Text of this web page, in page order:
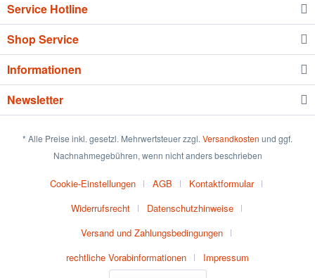
Service Hotline
Shop Service
Informationen
Newsletter
* Alle Preise inkl. gesetzl. Mehrwertsteuer zzgl. Versandkosten und ggf.
Nachnahmegebühren, wenn nicht anders beschrieben
Cookie-Einstellungen AGB
Kontaktformular
Widerrufsrecht
Datenschutzhinweise
Versand und Zahlungsbedingungen
rechtliche Vorabinformationen
Impressum